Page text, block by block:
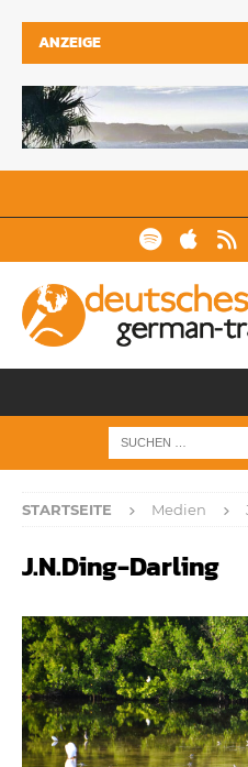
ANZEIGE
STARTSEITE Medien
J.N.Ding-Darling